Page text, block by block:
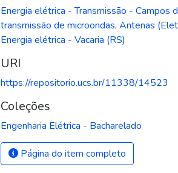
Energia elétrica - Transmissão - Campos
transmissão de microondas, Antenas
Energia elétrica - Vacaria (RS)
URI
https://repositorio.ucs.br/11338/14523
Coleções
Engenharia Elétrica - Bacharelado
Página do item completo